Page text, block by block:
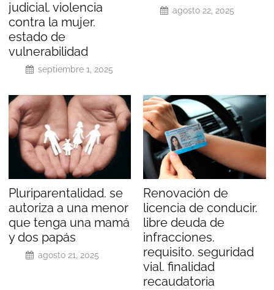
judicial. violencia
contra la mujer.
estado de
vulnerabilidad
septiembre 1, 2025
agosto 22, 2025
Pluriparentalidad. se
autoriza a una menor
que tenga una mamá
y dos papás
agosto 21, 2025
Renovación de
licencia de conducir.
libre deuda de
infracciones.
requisito. seguridad
vial. finalidad
recaudatoria